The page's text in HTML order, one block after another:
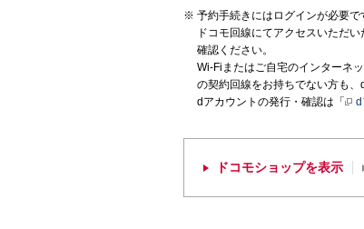
予約手続きにはログインが必要で
ドコモ回線にてアクセスいただ
確認ください。
Wi-Fiまたはご自宅のインターネ
の契約回線をお持ちでない方も、
dアカウントの発行・確認は「
d
ドコモショップを表示